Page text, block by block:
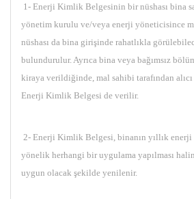
1- Enerji Kimlik Belgesinin bir nüshası bina
yönetim kurulu ve/veya enerji yöneticisince
nüshası da bina girişinde rahatlıkla
bulundurulur. Ayrıca bina veya bağımsız
kiraya verildiğinde, mal sahibi tarafından
Enerji Kimlik Belgesi de verilir.
2- Enerji Kimlik Belgesi, binanın yıllık enerji
yönelik herhangi bir uygulama yapılması
uygun olacak şekilde yenilenir.